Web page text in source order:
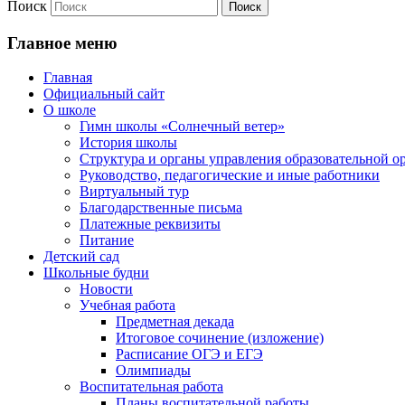
Поиск
Главное меню
Главная
Официальный сайт
О школе
Гимн школы «Солнечный ветер»
История школы
Структура и органы управления образовательной
Руководство, педагогические и иные работники
Виртуальный тур
Благодарственные письма
Платежные реквизиты
Питание
Детский сад
Школьные будни
Новости
Учебная работа
Предметная декада
Итоговое сочинение (изложение)
Расписание ОГЭ и ЕГЭ
Олимпиады
Воспитательная работа